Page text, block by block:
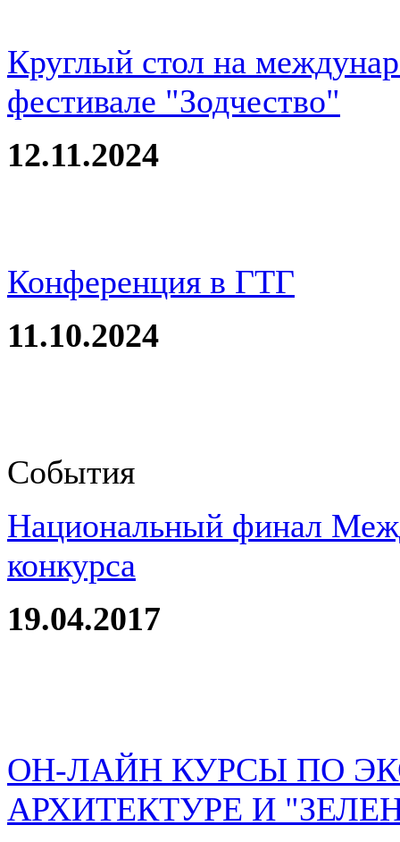
Круглый стол на
фестивале "Зодчество"
12.11.2024
Конференция в ГТГ
11.10.2024
События
Национальный финал
конкурса
19.04.2017
ОН-ЛАЙН КУРСЫ ПО
АРХИТЕКТУРЕ И